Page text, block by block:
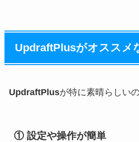
UpdraftPlusがオススメ
UpdraftPlusが特に素晴らしい
① 設定や操作が簡単